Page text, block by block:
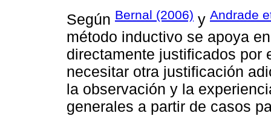
Según Bernal (2006) y Andrade
método inductivo se apoya
directamente justificados por
necesitar otra justificación
la observación y la
generales a partir de casos